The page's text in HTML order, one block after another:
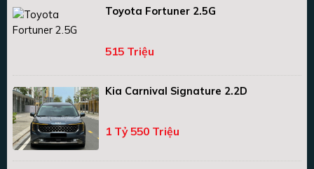
Toyota Fortuner 2.5G
515 Triệu
Kia Carnival Signature 2.2D
1 Tỷ 550 Triệu